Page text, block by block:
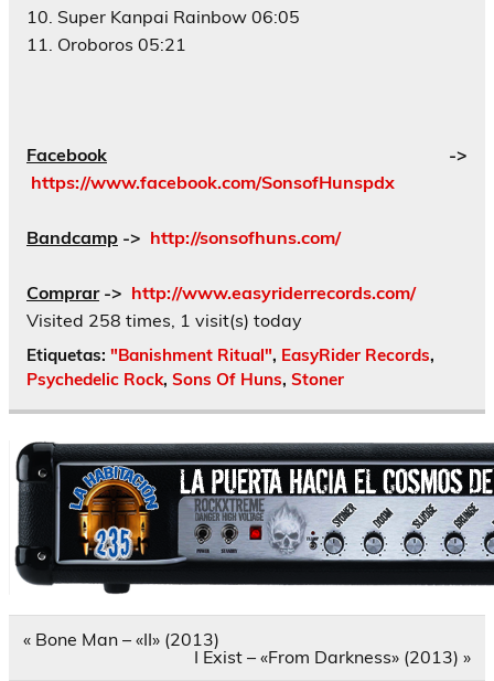
10. Super Kanpai Rainbow 06:05
11. Oroboros 05:21
Facebook ->
https://www.facebook.com/SonsofHunspdx
Bandcamp -> http://sonsofhuns.com/
Comprar-> http://www.easyriderrecords.com/
Visited 258 times, 1 visit(s) today
Etiquetas: "Banishment Ritual", EasyRider Records,
Psychedelic Rock, Sons Of Huns, Stoner
Navegación
« Bone Man – «II» (2013)
I Exist – «From Darkness» (2013) »